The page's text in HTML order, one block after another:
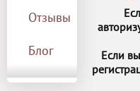
Отзывы
Блог
отдельно.
Если